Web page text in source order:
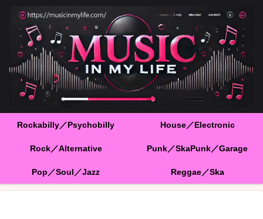
Rockabilly／Psychobilly House／Electronic
Rock／Alternative Punk／SkaPunk／Garage
Pop／Soul／Jazz Reggae／Ska